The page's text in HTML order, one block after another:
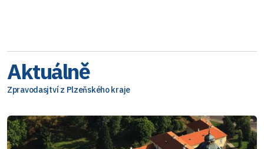
Aktuálně
Zpravodasjtví z Plzeňského kraje